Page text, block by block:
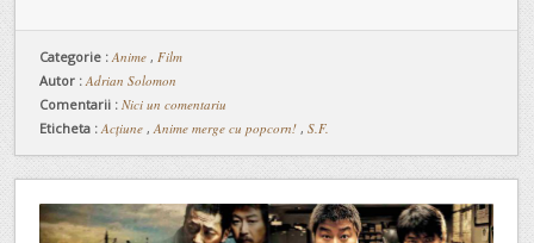
Categorie : Anime , Film
Autor : Adrian Solomon
Comentarii : Nici un comentariu
Eticheta : Acțiune , Anime merge cu popcorn! , S.F.